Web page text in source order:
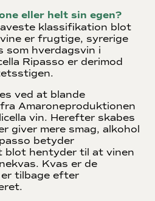
eller helt sin egen?
klassifikation blot
vine er frugtige, syrerige
som hverdagsvin i
Ripasso er derimod
ved at blande
Amaroneproduktionen
vin. Herefter skabes
giver mere smag, alkohol
betyder
blot hentyder til at vinen
Kvas er de
tilbage efter